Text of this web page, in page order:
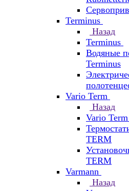
Terminus
Назад
Terminus
Водяные
Terminus
Vario Term
Назад
Vario Term
TERM
TERM
Varmann
Назад